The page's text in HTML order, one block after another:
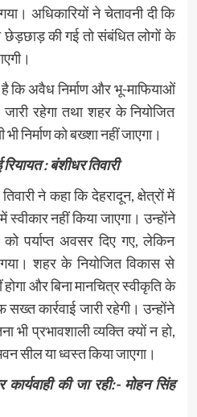
अधिकारियों ने चेतावनी दी कि
की गई तो संबंधित लोगों के
कि अवैध निर्माण और भू-माफियाओं
रहेगा तथा शहर के नियोजित
निर्माण को बख्शा नहीं जाएगा।
: बंशीधर तिवारी
ने कहा कि देहरादून, क्षेत्रों में
स्वीकार नहीं किया जाएगा। उन्होंने
को पर्याप्त अवसर दिए गए, लेकिन
शहर के नियोजित विकास से
और बिना मानचित्र स्वीकृति के
सख्त कार्रवाई जारी रहेगी। उन्होंने
भी प्रभावशाली व्यक्ति क्यों न हो,
सील या ध्वस्त किया जाएगा।
कार्यवाही की जा रही:- मोहन सिंह